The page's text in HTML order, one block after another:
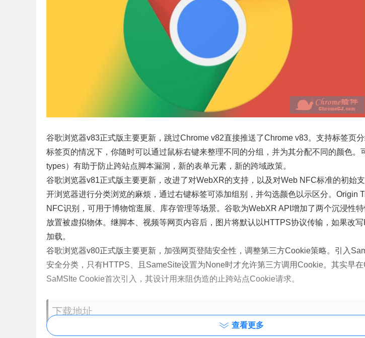
谷歌浏览器v83正式版主要更新，跳过Chrome v82直接推送了Chrome v83。支持标签页
标签页的情况下，你随时可以通过鼠标右键来整理不同的分组，并为其分配不同的颜色。
types）有助于防止跨站点脚本漏洞，新的表单元素，新的跨域政策。
谷歌浏览器v81正式版主要更新，改进了对WebXR的支持，以及对Web NFC标准的初始
开浏览器进行分类浏览的麻烦，通过右键标签可添加组别，并勾选颜色以示区分。Origin
NFC识别，可用于博物馆逛展、库存管理等场景。谷歌为WebXR API增加了两个沉浸性
放置被虚拟物体。继脚本、视频等网页内容后，图片将默认以HTTPS协议传输，如果改
加载。
谷歌浏览器v80正式版主要更新，加强网页登陆安全性，调整第三方Cookie策略。引入
安全分类，只有HTTPS、且SameSite设置为None时才允许第三方调用Cookie。其实早在
SaMSIte Cookie首次引入，其设计用来阻伪造的止跨站点Cookie请求。
下载地址
查看更多